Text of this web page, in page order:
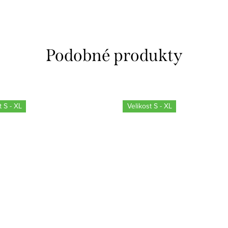
S - XL Velikost S - XL